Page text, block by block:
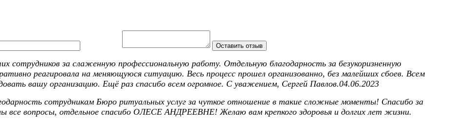
Оставить отзыв
сотрудников за слаженную профессиональную работу. Отдельную благодарность за безукоризненную
реагировала на меняющуюся ситуацию. Весь процесс прошел организованно, без малейших сбоев. Всем
вашу организацию. Ещё раз спасибо всем огромное. С уважением, Сергей Павлов.04.06.2023
сотрудникам Бюро ритуальных услуг за чуткое отношение в такие сложные моменты! Спасибо за
все вопросы, отдельное спасибо ОЛЕСЕ АНДРЕЕВНЕ! Желаю вам крепкого здоровья и долгих лет жизни.